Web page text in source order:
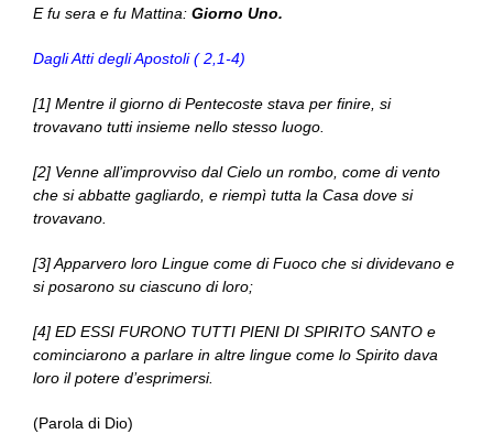
E fu sera e fu Mattina: Giorno Uno.
Dagli Atti degli Apostoli ( 2,1-4)
[1] Mentre il giorno di Pentecoste stava per finire, si
trovavano tutti insieme nello stesso luogo.
[2] Venne all’improvviso dal Cielo un rombo, come di vento
che si abbatte gagliardo, e riempì tutta la Casa dove si
trovavano.
[3] Apparvero loro Lingue come di Fuoco che si dividevano e
si posarono su ciascuno di loro;
[4] ED ESSI FURONO TUTTI PIENI DI SPIRITO SANTO e
cominciarono a parlare in altre lingue come lo Spirito dava
loro il potere d’esprimersi.
(Parola di Dio)